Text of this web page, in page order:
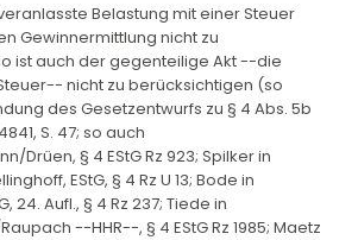
Belastung mit einer Steuer
Gewinnermittlung nicht zu
ist auch der gegenteilige Akt --die
nicht zu berücksichtigen (so
des Gesetzentwurfs zu § 4 Abs. 5b
S. 47; so auch
Drüen, § 4 EStG Rz 923; Spilker in
EStG, § 4 Rz U 13; Bode in
24. Aufl., § 4 Rz 237; Tiede in
--HHR--, § 4 EStG Rz 1985; Maetz